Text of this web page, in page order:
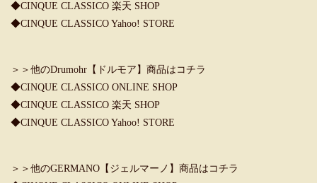
◆CINQUE CLASSICO 楽天 SHOP
◆CINQUE CLASSICO Yahoo! STORE
＞＞他のDrumohr【ドルモア】商品はコチラ
◆CINQUE CLASSICO ONLINE SHOP
◆CINQUE CLASSICO 楽天 SHOP
◆CINQUE CLASSICO Yahoo! STORE
＞＞他のGERMANO【ジェルマーノ】商品はコチラ